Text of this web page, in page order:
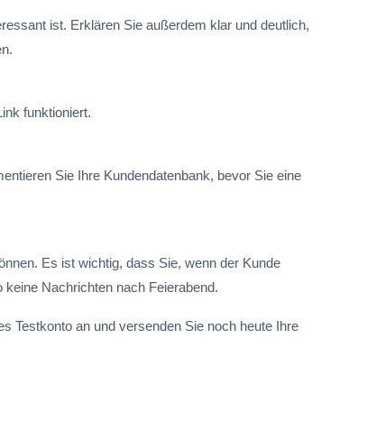
ist. Erklären Sie außerdem klar und deutlich,
funktioniert.
Sie Ihre Kundendatenbank, bevor Sie eine
Es ist wichtig, dass Sie, wenn der Kunde
Nachrichten nach Feierabend.
Testkonto an und versenden Sie noch heute Ihre